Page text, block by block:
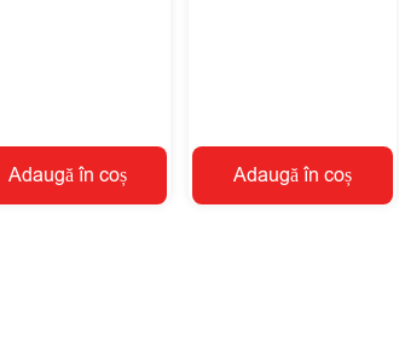
Adaugă în coș Adaugă în coș